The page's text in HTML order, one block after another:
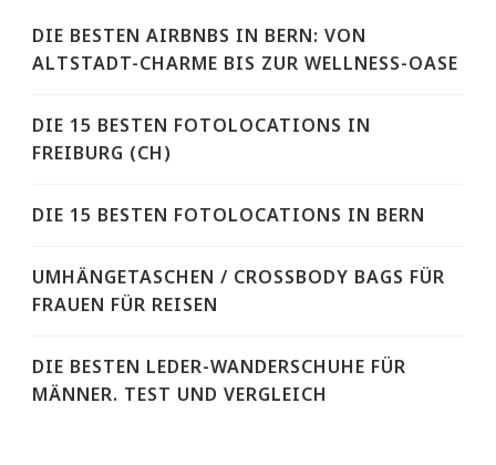
DIE BESTEN AIRBNBS IN BERN: VON
ALTSTADT-CHARME BIS ZUR WELLNESS-OASE
DIE 15 BESTEN FOTOLOCATIONS IN
FREIBURG (CH)
DIE 15 BESTEN FOTOLOCATIONS IN BERN
UMHÄNGETASCHEN / CROSSBODY BAGS FÜR
FRAUEN FÜR REISEN
DIE BESTEN LEDER-WANDERSCHUHE FÜR
MÄNNER. TEST UND VERGLEICH